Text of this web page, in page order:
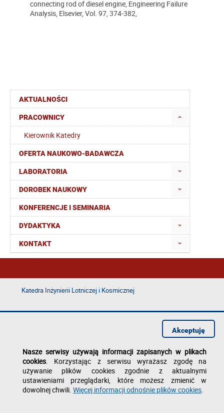
AKTUALNOŚCI
PRACOWNICY
Kierownik Katedry
OFERTA NAUKOWO-BADAWCZA
LABORATORIA
DOROBEK NAUKOWY
KONFERENCJE I SEMINARIA
DYDAKTYKA
KONTAKT
connecting rod of diesel engine, Engineering Failure
Analysis, Elsevier, Vol. 97, 374-382,
Katedra Inżynierii Lotniczej i Kosmicznej
Deklaracja dostępności
Nasze serwisy używają informacji zapisanych w plikach
cookies. Korzystając z serwisu wyrażasz zgodę na
używanie plików cookies zgodnie z aktualnymi
ustawieniami przeglądarki, które możesz zmienić w
dowolnej chwili. Więcej informacji odnośnie plików cookies.
Akceptuję